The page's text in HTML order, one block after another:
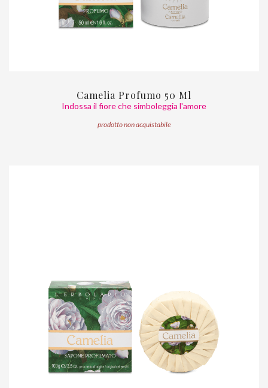
Camelia Profumo 50 Ml
Indossa il fiore che simboleggia l'amore
prodotto non acquistabile